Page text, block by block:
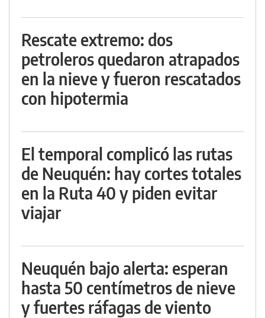
Rescate extremo: dos
petroleros quedaron atrapados
en la nieve y fueron rescatados
con hipotermia
El temporal complicó las rutas
de Neuquén: hay cortes totales
en la Ruta 40 y piden evitar
viajar
Neuquén bajo alerta: esperan
hasta 50 centímetros de nieve
y fuertes ráfagas de viento